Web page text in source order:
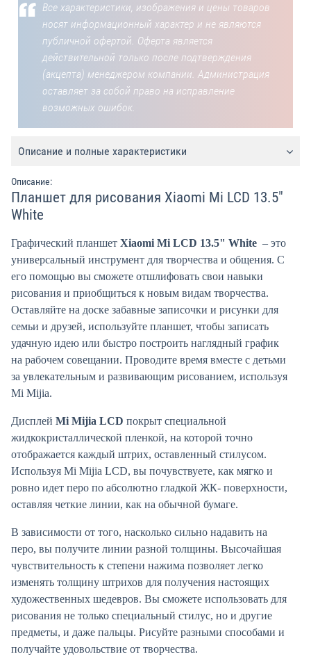
Все характеристики, изображения и цены товаров
носят информационный характер и не являются
публичной офертой. Оферта является
действительной только после подтверждения
(акцепта) менеджером компании. Администрация
оставляет за собой право на исправление
возможных ошибок.
Описание и полные характеристики
Описание:
Планшет для рисования Xiaomi Mi LCD 13.5"
White
Графический планшет Xiaomi Mi LCD 13.5" White – это
универсальный инструмент для творчества и общения. С
его помощью вы сможете отшлифовать свои навыки
рисования и приобщиться к новым видам творчества.
Оставляйте на доске забавные записочки и рисунки для
семьи и друзей, используйте планшет, чтобы записать
удачную идею или быстро построить наглядный график
на рабочем совещании. Проводите время вместе с детьми
за увлекательным и развивающим рисованием, используя
Mi Mijia.
Дисплей Mi Mijia LCD покрыт специальной
жидкокристаллической пленкой, на которой точно
отображается каждый штрих, оставленный стилусом.
Используя Mi Mijia LCD, вы почувствуете, как мягко и
ровно идет перо по абсолютно гладкой ЖК- поверхности,
оставляя четкие линии, как на обычной бумаге.
В зависимости от того, насколько сильно надавить на
перо, вы получите линии разной толщины. Высочайшая
чувствительность к степени нажима позволяет легко
изменять толщину штрихов для получения настоящих
художественных шедевров. Вы сможете использовать для
рисования не только специальный стилус, но и другие
предметы, и даже пальцы. Рисуйте разными способами и
получайте удовольствие от творчества.